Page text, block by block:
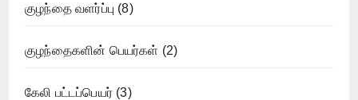
குழந்தை வளர்ப்பு (8)
குழந்தைகளின் பெயர்கள் (2)
கேலி பட்டப்பெயர் (3)